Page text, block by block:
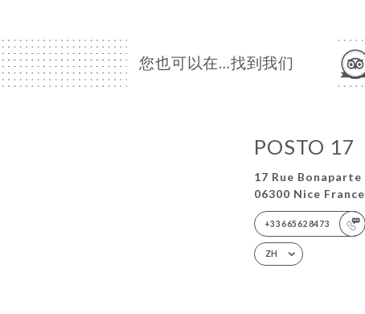
您也可以在…找到我们
POSTO 17
17 Rue Bonaparte
06300 Nice France
+33665628473
ZH